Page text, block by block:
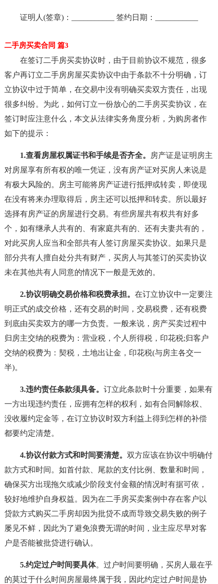
证明人(签章)：___________ 签约日期：___________
二手房买卖合同 篇3
在签订二手房买卖协议时，由于目前协议不规范，很多
客户再订立二手房房屋买卖协议中由于条款不十分明确，订
立协议中过于简单，在交易中没有明确买卖双方责任，出现
很多纠纷。为此，如何订立一份放心的二手房买卖协议，在
签订时应注意什么，本文从法律实务角度分析，为购房者作
如下的提示：
1.查看房屋权属证书和手续是否齐全。
房产证是证明房主
对房屋享有所有权的唯一凭证，没有房产证对买房人来说是
有极大风险的。房主可能将房产证进行抵押或转卖，即使现
在没有将来办理取得后，房主还可以抵押和转卖。所以最好
选择有房产证的房屋进行交易。有些房屋共有权共有好多
个，如有继承人共有的、有家庭共有的、还有夫妻共有的，
对此买房人应当和全部共有人签订房屋买卖协议。如果只是
部分共有人擅自处分共有财产，买房人与其签订的买卖协议
未在其他共有人同意的情况下一般是无效的。
2.协议明确交易价格和税费承担。 在订立协议中一定要注
明正式的成交价格，还有交易的时间，交易税费，还有税费
到底由买卖双方的哪一方负责。一般来说，房产买卖过程中
归房主交纳的税费为：营业税，个人所得税，印花税;归客户
交纳的税费为：契税，土地出让金，印花税(与房主各交一
半)。
3.违约责任条款须具备。 订立此条款时十分重要，如果有
一方出现违约责任，应拥有怎样的权利，如有合同解除权、
没收履约定金等，在订立协议时双方利益上得到怎样的补偿
都要约定清楚。
4.协议付款方式和时间要清楚。 双方应该在协议中明确付
款方式和时间。如首付款、尾款的支付比例、数量和时间，
确保买方出现拖欠或减少阶段支付金额的情况时有据可依，
较好地维护自身权益。因为在二手房买卖案例中存在客户以
贷款方式购买二手房却因为批贷不成而导致交易失败的例子
屡见不鲜，因此为了避免浪费无谓的时间，业主应尽早对客
户是否能被批贷进行确认。
5.约定过户时间要具体。过户时间要明确，买房人最在乎
的莫过于什么时间房屋最终属于我，因此约定过户时间是协